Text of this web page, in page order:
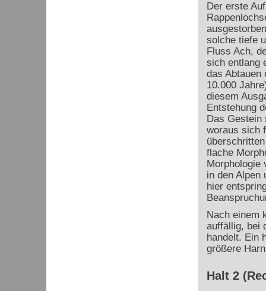
Der erste
solche tiefe
Fluss Ach,
sich entlang
das Abtauen
10.000
diesem
Entstehung
Das Gestein
woraus sich
flache
Morphologie
in den Alpen
hier
Nach einem
auffällig, bei
handelt. Ein
größere
Halt 2